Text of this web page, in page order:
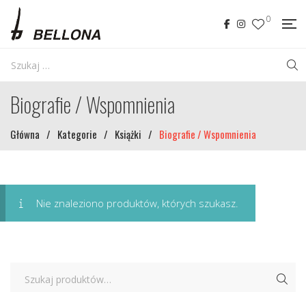
0
Biografie / Wspomnienia
Główna / Kategorie / Książki / Biografie / Wspomnienia
Nie znaleziono produktów, których szukasz.